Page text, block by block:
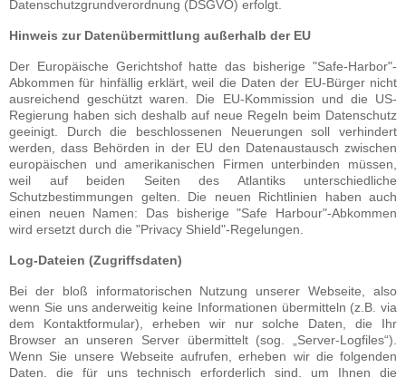
Datenschutzgrundverordnung (DSGVO) erfolgt.
Hinweis zur Datenübermittlung außerhalb der EU
Der Europäische Gerichtshof hatte das bisherige "Safe-Harbor"-
Abkommen für hinfällig erklärt, weil die Daten der EU-Bürger nicht
ausreichend geschützt waren. Die EU-Kommission und die US-
Regierung haben sich deshalb auf neue Regeln beim Datenschutz
geeinigt. Durch die beschlossenen Neuerungen soll verhindert
werden, dass Behörden in der EU den Datenaustausch zwischen
europäischen und amerikanischen Firmen unterbinden müssen,
weil auf beiden Seiten des Atlantiks unterschiedliche
Schutzbestimmungen gelten. Die neuen Richtlinien haben auch
einen neuen Namen: Das bisherige "Safe Harbour"-Abkommen
wird ersetzt durch die "Privacy Shield"-Regelungen.
Log-Dateien (Zugriffsdaten)
Bei der bloß informatorischen Nutzung unserer Webseite, also
wenn Sie uns anderweitig keine Informationen übermitteln (z.B. via
dem Kontaktformular), erheben wir nur solche Daten, die Ihr
Browser an unseren Server übermittelt (sog. „Server-Logfiles“).
Wenn Sie unsere Webseite aufrufen, erheben wir die folgenden
Daten, die für uns technisch erforderlich sind, um Ihnen die